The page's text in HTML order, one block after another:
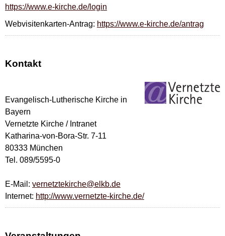
https://www.e-kirche.de/login
Webvisitenkarten-Antrag: https://www.e-kirche.de/antrag
Kontakt
Evangelisch-Lutherische Kirche in
Bayern
Vernetzte Kirche / Intranet
Katharina-von-Bora-Str. 7-11
80333 München
Tel. 089/5595-0
E-Mail: vernetztekirche@elkb.de
Internet: http://www.vernetzte-kirche.de/